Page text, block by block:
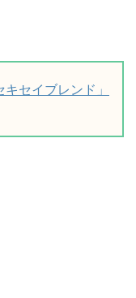
セイブレンド」